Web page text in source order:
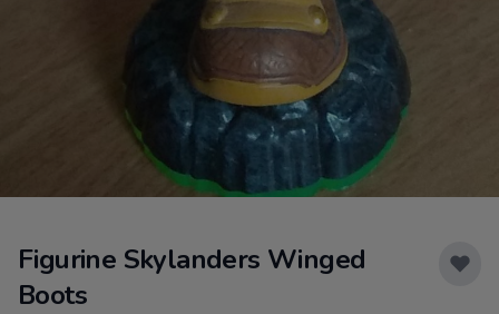
Figurine Skylanders Winged
Boots